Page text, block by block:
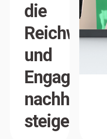
die
Reichweite
und
Engagement
nachhaltig
steigern.